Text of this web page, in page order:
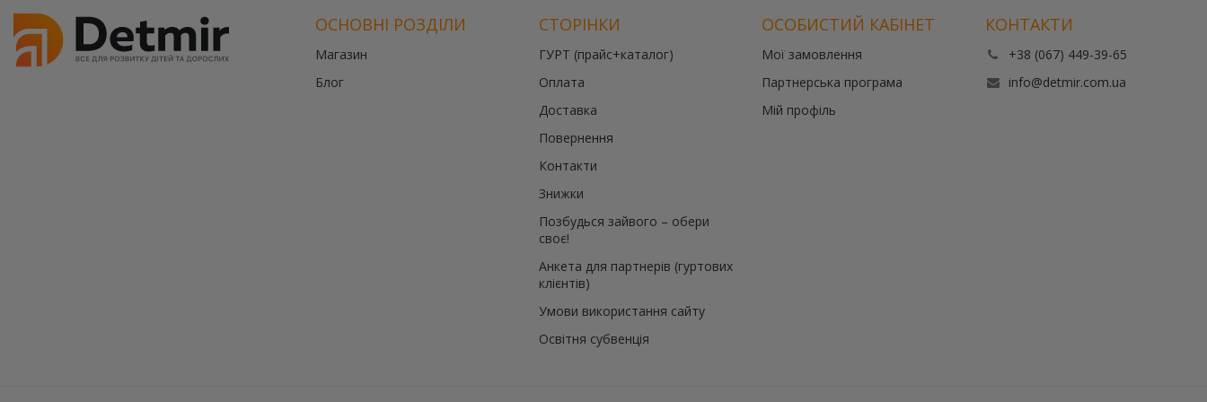
ОСНОВНІ РОЗДІЛИ
Магазин
Блог
СТОРІНКИ
ГУРТ (прайс+каталог)
Оплата
Доставка
Повернення
Контакти
Знижки
Позбудься зайвого – обери
своє!
Анкета для партнерів (гуртових
клієнтів)
Умови використання сайту
Освітня субвенція
ОСОБИСТИЙ КАБІНЕТ
Мої замовлення
Партнерська програма
Мій профіль
КОНТАКТИ
+38 (067) 449-39-65
info@detmir.com.ua